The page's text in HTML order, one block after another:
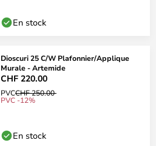
En stock
Dioscuri 25 C/W Plafonnier/Applique
Murale - Artemide
CHF 220.00
PVCCHF 250.00
PVC -12%
En stock